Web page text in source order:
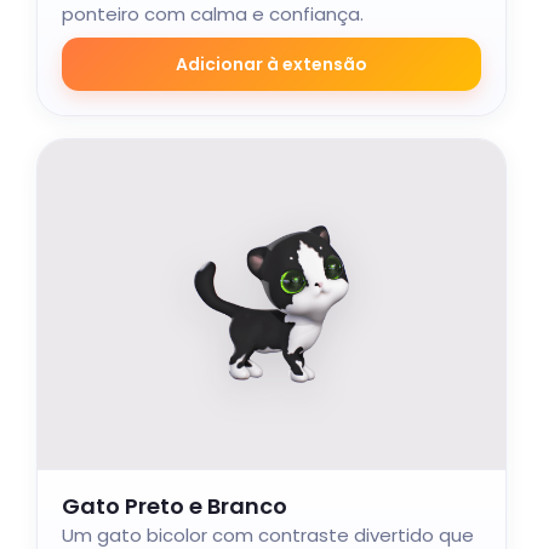
ponteiro com calma e confiança.
Adicionar à extensão
Gato Preto e Branco
Um gato bicolor com contraste divertido que